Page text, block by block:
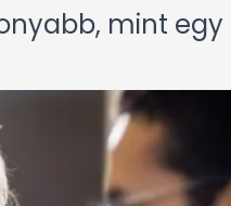
mint egy